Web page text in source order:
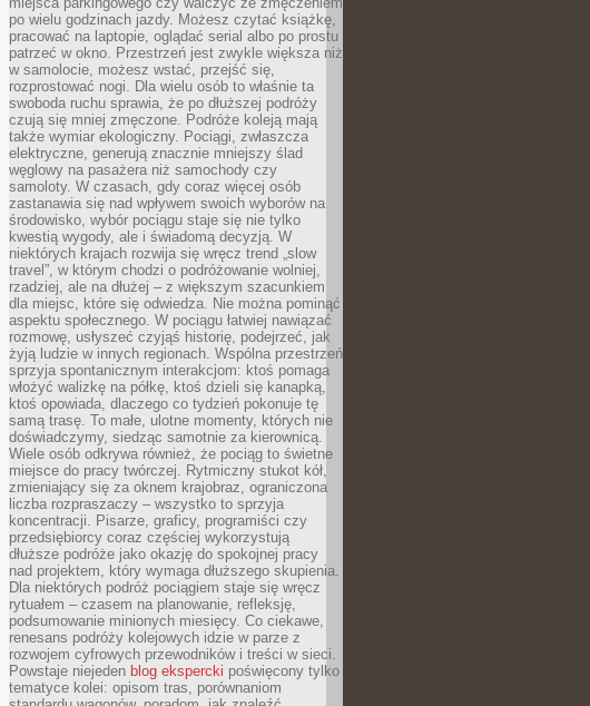
po wielu godzinach jazdy. Możesz czytać książkę,
pracować na laptopie, oglądać serial albo po prostu
patrzeć w okno. Przestrzeń jest zwykle większa niż
w samolocie, możesz wstać, przejść się,
rozprostować nogi. Dla wielu osób to właśnie ta
swoboda ruchu sprawia, że po dłuższej podróży
czują się mniej zmęczone. Podróże koleją mają
także wymiar ekologiczny. Pociągi, zwłaszcza
elektryczne, generują znacznie mniejszy ślad
węglowy na pasażera niż samochody czy
samoloty. W czasach, gdy coraz więcej osób
zastanawia się nad wpływem swoich wyborów na
środowisko, wybór pociągu staje się nie tylko
kwestią wygody, ale i świadomą decyzją. W
niektórych krajach rozwija się wręcz trend „slow
travel”, w którym chodzi o podróżowanie wolniej,
rzadziej, ale na dłużej – z większym szacunkiem
dla miejsc, które się odwiedza. Nie można pominąć
aspektu społecznego. W pociągu łatwiej nawiązać
rozmowę, usłyszeć czyjąś historię, podejrzeć, jak
żyją ludzie w innych regionach. Wspólna przestrzeń
sprzyja spontanicznym interakcjom: ktoś pomaga
włożyć walizkę na półkę, ktoś dzieli się kanapką,
ktoś opowiada, dlaczego co tydzień pokonuje tę
samą trasę. To małe, ulotne momenty, których nie
doświadczymy, siedząc samotnie za kierownicą.
Wiele osób odkrywa również, że pociąg to świetne
miejsce do pracy twórczej. Rytmiczny stukot kół,
zmieniający się za oknem krajobraz, ograniczona
liczba rozpraszaczy – wszystko to sprzyja
koncentracji. Pisarze, graficy, programiści czy
przedsiębiorcy coraz częściej wykorzystują
dłuższe podróże jako okazję do spokojnej pracy
nad projektem, który wymaga dłuższego skupienia.
Dla niektórych podróż pociągiem staje się wręcz
rytuałem – czasem na planowanie, refleksję,
podsumowanie minionych miesięcy. Co ciekawe,
renesans podróży kolejowych idzie w parze z
rozwojem cyfrowych przewodników i treści w sieci.
Powstaje niejeden blog ekspercki poświęcony tylko
tematyce kolei: opisom tras, porównaniom